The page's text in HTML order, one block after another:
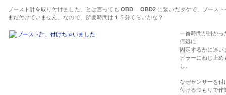
ブースト計を取り付けました。とは言っても OBD OBD2 に繋いだダケで、ブー
まだ付けていません。なので、所要時間は１５分くらいかな？
一番時間が掛かっ
何処に
固定するかに迷い
ピラーにねじ止
し。
なぜセンサーを付
付けるつもりで作